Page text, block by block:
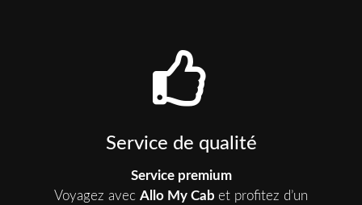
Service de qualité
Service premium
Voyagez avec Allo My Cab et profitez d’un